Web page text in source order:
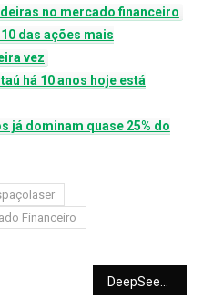
no mercado financeiro
das ações mais
vez
há 10 anos hoje está
já dominam quase 25% do
Financeiro
DeepSeek sofre apagão histórico e gera alerta no mercado de tecnologia e investimentos